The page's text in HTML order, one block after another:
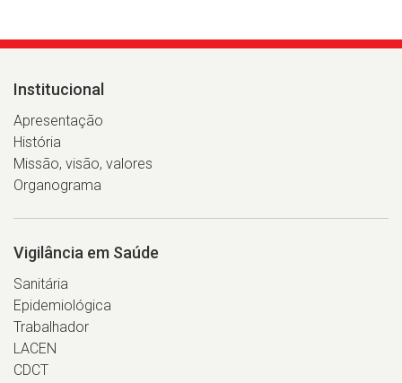
Institucional
Apresentação
História
Missão, visão, valores
Organograma
Vigilância em Saúde
Sanitária
Epidemiológica
Trabalhador
LACEN
CDCT